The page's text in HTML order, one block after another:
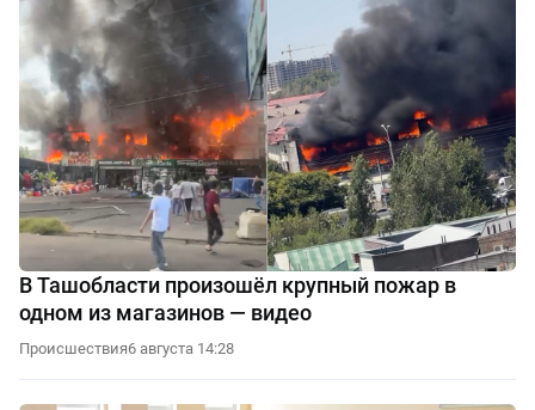
В Ташобласти произошёл крупный пожар в
одном из магазинов — видео
Происшествия6 августа 14:28